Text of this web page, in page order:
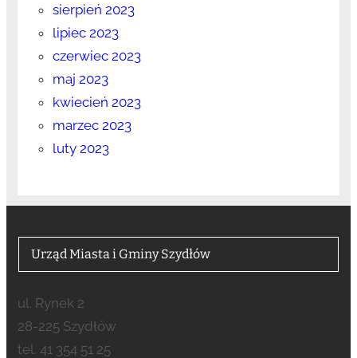
sierpień 2023
lipiec 2023
czerwiec 2023
maj 2023
kwiecień 2023
marzec 2023
luty 2023
Urząd Miasta i Gminy Szydłów
ul. Rynek 2
28-225 Szydłów
tel. 41 354 51 25